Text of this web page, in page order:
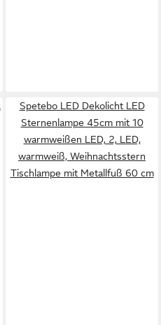
Spetebo LED Dekolicht LED
Sternenlampe 45cm mit 10
warmweißen LED, 2, LED,
warmweiß, Weihnachtsstern
Tischlampe mit Metallfuß 60 cm